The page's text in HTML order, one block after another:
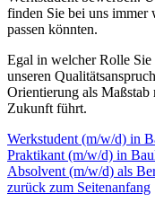
finden Sie bei uns immer
passen könnten.
Egal in welcher Rolle Sie
unseren
Orientierung als
Zukunft führt.
Werkstudent (m/w/d) in
Praktikant (m/w/d) in
Absolvent (m/w/d) als
zurück zum Seitenanfang